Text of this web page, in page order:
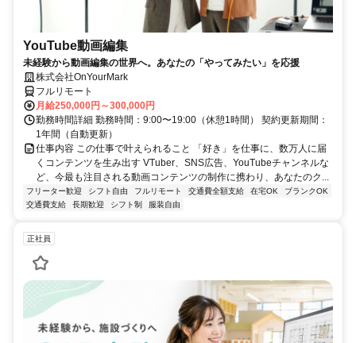
YouTube動画編集
未経験から動画編集の世界へ。あなたの「やってみたい」を応援
株式会社OnYourMark
フルリモート
月給250,000円～300,000円
勤務時間詳細 勤務時間：9:00〜19:00（休憩1時間） 契約更新期間：
1年間（自動更新）
仕事内容 この仕事で叶えられること 「好き」を仕事に、数万人に届
くコンテンツを生み出す VTuber、SNS広告、YouTubeチャンネルな
ど、今最も注目される動画コンテンツの制作に携わり、あなたのク...
フリーター歓迎 シフト自由 フルリモート 交通費全額支給 在宅OK
ブランクOK
交通費支給
長期歓迎 シフト制 服装自由
正社員